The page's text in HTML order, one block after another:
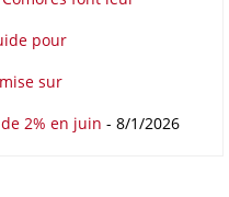
Chine s’est creusé de 48,27
2026 comparativement à la
36,8 milliards de dollars, en
pour
sur
2% en juin - 8/1/2026